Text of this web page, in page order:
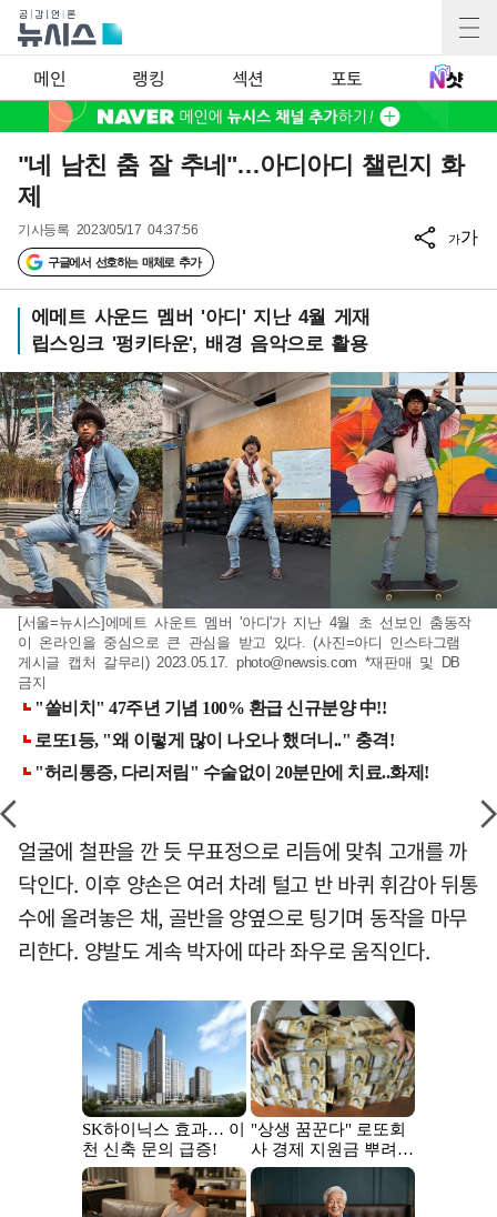
메인 랭킹 섹션 포토
"네 남친 춤 잘 추네"…아디아디 챌린지 화
제
기사등록 2023/05/17 04:37:56
구글에서 선호하는 매체로 추가
가가
에메트 사운드 멤버 '아디' 지난 4월 게재
립스잉크 '펑키타운', 배경 음악으로 활용
[서울=뉴시스]에메트 사운트 멤버 '아디'가 지난 4월 초 선보인 춤동작
이 온라인을 중심으로 큰 관심을 받고 있다. (사진=아디 인스타그램
게시글 캡처 갈무리) 2023.05.17. photo@newsis.com *재판매 및 DB
금지
얼굴에 철판을 깐 듯 무표정으로 리듬에 맞춰 고개를 까
닥인다. 이후 양손은 여러 차례 털고 반 바퀴 휘감아 뒤통
수에 올려놓은 채, 골반을 양옆으로 팅기며 동작을 마무
리한다. 양발도 계속 박자에 따라 좌우로 움직인다.